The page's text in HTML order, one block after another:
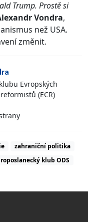
Trump. Prostě si
Vondra,
než USA.
změnit.
Evropských
(ECR)
zahraniční politika
klub ODS